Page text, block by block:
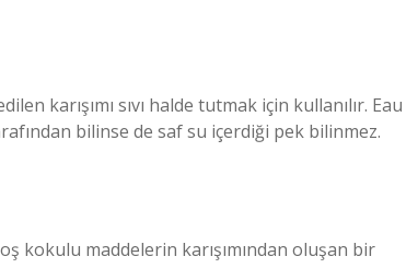
karışımı sıvı halde tutmak için kullanılır. Eau
bilinse de saf su içerdiği pek bilinmez.
kokulu maddelerin karışımından oluşan bir